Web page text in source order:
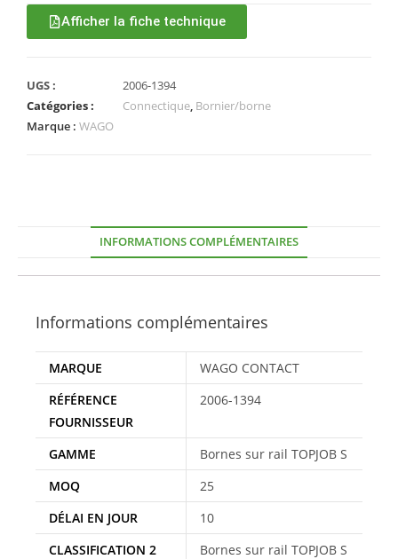
Afficher la fiche technique
UGS :
2006-1394
Catégories :
Connectique, Bornier/borne
Marque : WAGO
INFORMATIONS COMPLÉMENTAIRES
Informations complémentaires
MARQUE
WAGO CONTACT
RÉFÉRENCE
FOURNISSEUR
2006-1394
GAMME
Bornes sur rail TOPJOB S
MOQ
25
DÉLAI EN JOUR
10
CLASSIFICATION 2
Bornes sur rail TOPJOB S